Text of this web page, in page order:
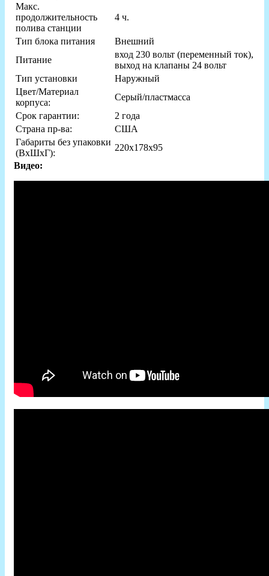
Макс.
продолжительность
полива станции
4 ч.
Тип блока питания
Внешний
Питание
вход 230 вольт (переменный ток),
выход на клапаны 24 вольт
Тип установки
Наружный
Цвет/Материал
корпуса:
Серый/пластмасса
Срок гарантии:
2 года
Страна пр-ва:
США
Габариты без упаковки
(ВxШxГ):
220х178х95
Видео: